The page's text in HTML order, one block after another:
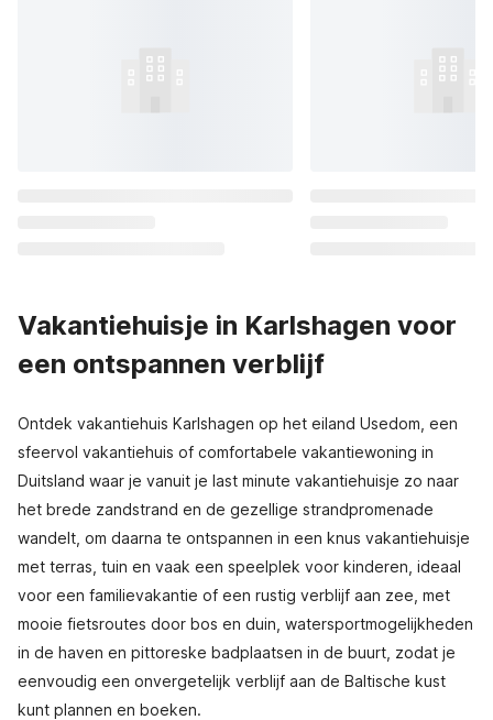
Vakantiehuisje in Karlshagen voor
een ontspannen verblijf
Ontdek vakantiehuis Karlshagen op het eiland Usedom, een
sfeervol vakantiehuis of comfortabele vakantiewoning in
Duitsland waar je vanuit je last minute vakantiehuisje zo naar
het brede zandstrand en de gezellige strandpromenade
wandelt, om daarna te ontspannen in een knus vakantiehuisje
met terras, tuin en vaak een speelplek voor kinderen, ideaal
voor een familievakantie of een rustig verblijf aan zee, met
mooie fietsroutes door bos en duin, watersportmogelijkheden
in de haven en pittoreske badplaatsen in de buurt, zodat je
eenvoudig een onvergetelijk verblijf aan de Baltische kust
kunt plannen en boeken.